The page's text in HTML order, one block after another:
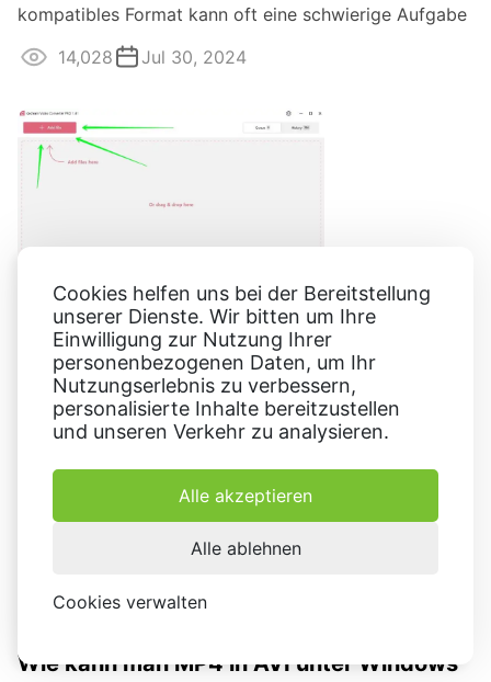
Cookies helfen uns bei der Bereitstellung
unserer Dienste. Wir bitten um Ihre
Einwilligung zur Nutzung Ihrer
personenbezogenen Daten, um Ihr
Nutzungserlebnis zu verbessern,
personalisierte Inhalte bereitzustellen
und unseren Verkehr zu analysieren.
Alle akzeptieren
Alle ablehnen
Cookies verwalten
kompatibles Format kann oft eine schwierige Aufgabe
sein, vor allem angesichts der ...
14,028 Jul 30, 2024
Wie kann man VideoDatei für PSP
umwandeln
Wenn Sie sich gerne Videos auf Ihrer PlayStation
Portable ansehen, müssen Sie die Videos in manchen
Fällen in ein von diesem Gerät ...
23,104 Jun 19, 2024
Wie kann man MP4 in AVI unter Windows